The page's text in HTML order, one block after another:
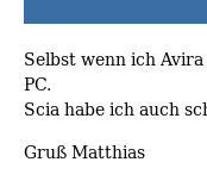
Selbst wenn ich
PC.
Scia habe ich auch
Gruß Matthias